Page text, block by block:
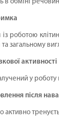
в обміні
із роботою
загальному
активності
у роботу
після
активно